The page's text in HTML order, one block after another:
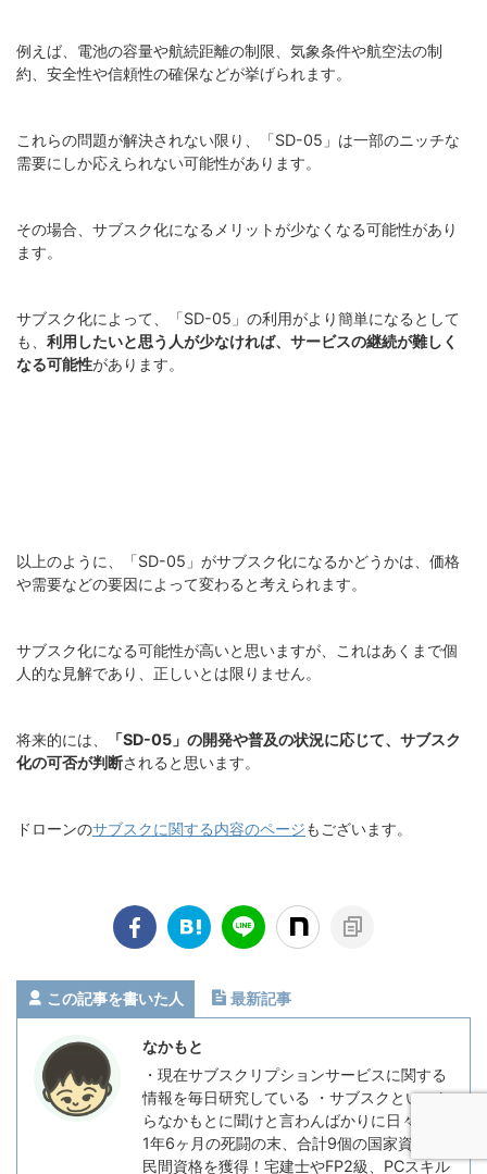
例えば、電池の容量や航続距離の制限、気象条件や航空法の制
約、安全性や信頼性の確保などが挙げられます。
これらの問題が解決されない限り、「SD-05」は一部のニッチな
需要にしか応えられない可能性があります。
その場合、サブスク化になるメリットが少なくなる可能性があり
ます。
サブスク化によって、「SD-05」の利用がより簡単になるとして
も、 利用したいと思う人が少なければ、サービスの継続が難しく
なる可能性があります。
以上のように、「SD-05」がサブスク化になるかどうかは、価格
や需要などの要因によって変わると考えられます。
サブスク化になる可能性が高いと思いますが、これはあくまで個
人的な見解であり、正しいとは限りません。
将来的には、
「SD-05」の開発や普及の状況に応じて、サブスク
化の可否が判断されると思います。
ドローンのサブスクに関する内容のページもございます。
この記事を書いた人 最新記事
なかもと
・現在サブスクリプションサービスに関する
情報を毎日研究している ・サブスクといった
らなかもとに聞けと言わんばかりに日々精進
1年6ヶ月の死闘の末、合計9個の国家資格や
民間資格を獲得！宅建士やFP2級、PCスキル